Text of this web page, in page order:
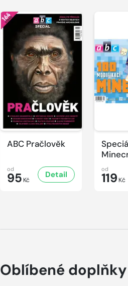
ABC Pračlověk
od
95 Kč
Detail
od
119 Kč
Oblíbené doplňky